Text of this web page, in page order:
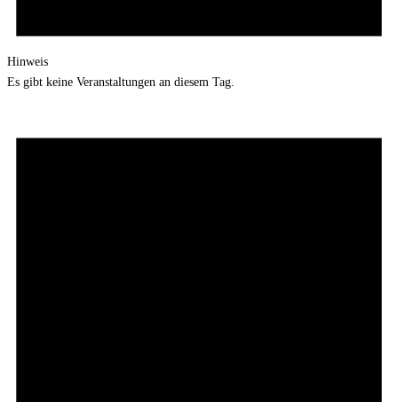
Hinweis
Es gibt keine Veranstaltungen an diesem Tag.